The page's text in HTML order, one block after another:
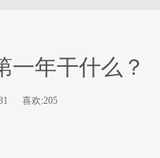
一年干什么？
喜欢:205